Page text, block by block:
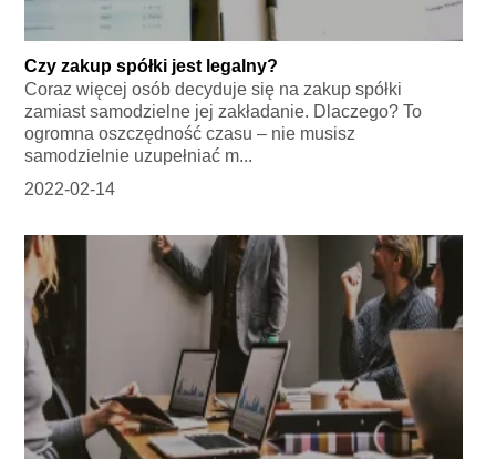
Czy zakup spółki jest legalny?
Coraz więcej osób decyduje się na zakup spółki
zamiast samodzielne jej zakładanie. Dlaczego? To
ogromna oszczędność czasu – nie musisz
samodzielnie uzupełniać m...
2022-02-14